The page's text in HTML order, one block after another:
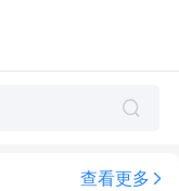
查看更多